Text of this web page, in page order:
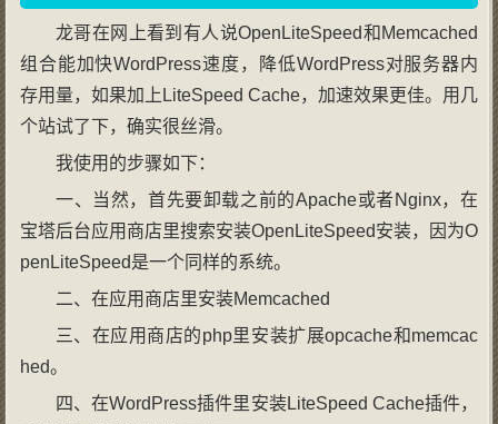
龙哥在网上看到有人说OpenLiteSpeed和Memcached
组合能加快WordPress速度，降低WordPress对服务器内
存用量，如果加上LiteSpeed Cache，加速效果更佳。用几
个站试了下，确实很丝滑。
我使用的步骤如下：
一、当然，首先要卸载之前的Apache或者Nginx，在
宝塔后台应用商店里搜索安装OpenLiteSpeed安装，因为O
penLiteSpeed是一个同样的系统。
二、在应用商店里安装Memcached
三、在应用商店的php里安装扩展opcache和memcac
hed。
四、在WordPress插件里安装LiteSpeed Cache插件，